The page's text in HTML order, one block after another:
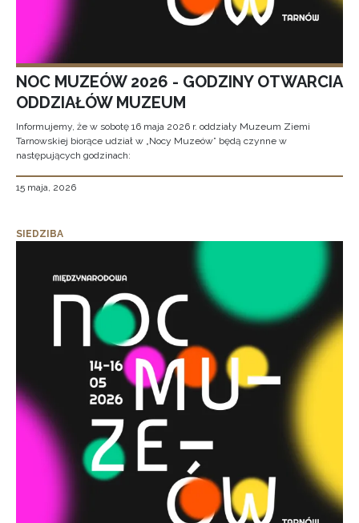
NOC MUZEÓW 2026 - GODZINY OTWARCIA
ODDZIAŁÓW MUZEUM
Informujemy, że w sobotę 16 maja 2026 r. oddziały Muzeum Ziemi
Tarnowskiej biorące udział w „Nocy Muzeów” będą czynne w
następujących godzinach:
15 maja, 2026
SIEDZIBA